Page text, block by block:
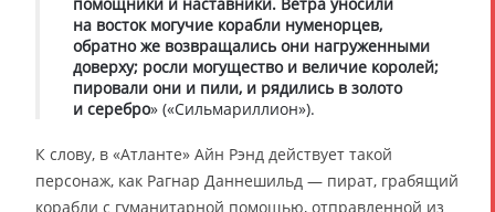
на восток могучие корабли нуменорцев,
обратно же возвращались они нагруженными
доверху; росли могущество и величие королей;
пировали они и пили, и рядились в золото
и серебро» («Сильмариллион»).
К слову, в «Атланте» Айн Рэнд действует такой
персонаж, как Рагнар Даннешильд — пират, грабящий
корабли с гуманитарной помощью, отправленной из